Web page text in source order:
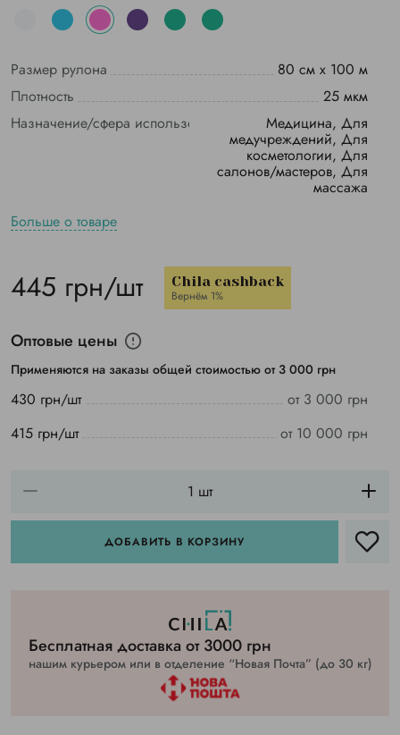
Размер рулона
80 см х 100 м
Плотность
25 мкм
Назначение/сфера использования
Медицина, Для
медучреждений, Для
косметологии, Для
салонов/мастеров, Для
массажа
Больше о товаре
445 грн/шт Chila cashback
Вернём 1%
Оптовые цены
Применяются на заказы общей стоимостью от 3 000 грн
430 грн/шт
от 3 000 грн
415 грн/шт
от 10 000 грн
ДОБАВИТЬ В КОРЗИНУ
Бесплатная доставка от 3000 грн
нашим курьером или в отделение “Новая Почта” (до 30 кг)